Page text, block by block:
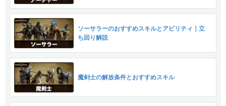
ソーサラーのおすすめスキルとアビリティ｜立
ち回り解説
魔剣士の解放条件とおすすめスキル